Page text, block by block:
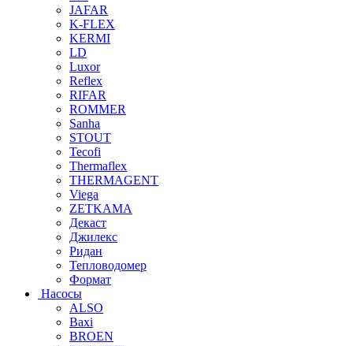
JAFAR
K-FLEX
KERMI
LD
Luxor
Reflex
RIFAR
ROMMER
Sanha
STOUT
Tecofi
Thermaflex
THERMAGENT
Viega
ZETKAMA
Декаст
Джилекс
Ридан
Тепловодомер
Формат
Насосы
ALSO
Baxi
BROEN